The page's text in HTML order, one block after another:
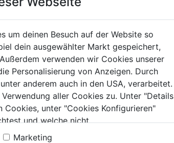
SB 18/8
(0)
0.0
von
5
Sternen.
3,29€
5
um deinen Besuch auf der Website so
dein ausgewählter Markt gespeichert,
verwenden wir Cookies unserer
Personalisierung von Anzeigen. Durch
anderem auch in den USA, verarbeitet.
aller Cookies zu. Unter "Details
unter "Cookies Konfigurieren"
und welche nicht.
Marketing